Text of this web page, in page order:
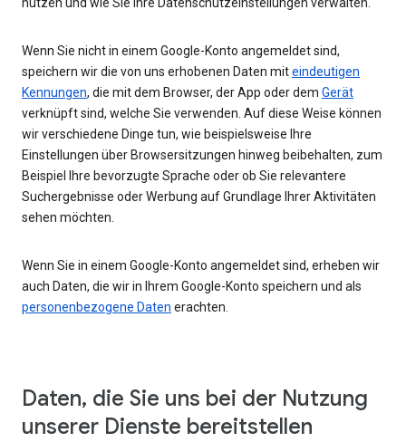
nutzen und wie Sie Ihre Datenschutzeinstellungen verwalten.
Wenn Sie nicht in einem Google-Konto angemeldet sind,
speichern wir die von uns erhobenen Daten miteindeutigen
Kennungen, die mit dem Browser, der App oder dem Gerät
verknüpft sind, welche Sie verwenden. Auf diese Weise können
wir verschiedene Dinge tun, wie beispielsweise Ihre
Einstellungen über Browsersitzungen hinweg beibehalten, zum
Beispiel Ihre bevorzugte Sprache oder ob Sie relevantere
Suchergebnisse oder Werbung auf Grundlage Ihrer Aktivitäten
sehen möchten.
Wenn Sie in einem Google-Konto angemeldet sind, erheben wir
auch Daten, die wir in Ihrem Google-Konto speichern und als
personenbezogene Daten erachten.
Daten, die Sie uns bei der Nutzung
unserer Dienste bereitstellen